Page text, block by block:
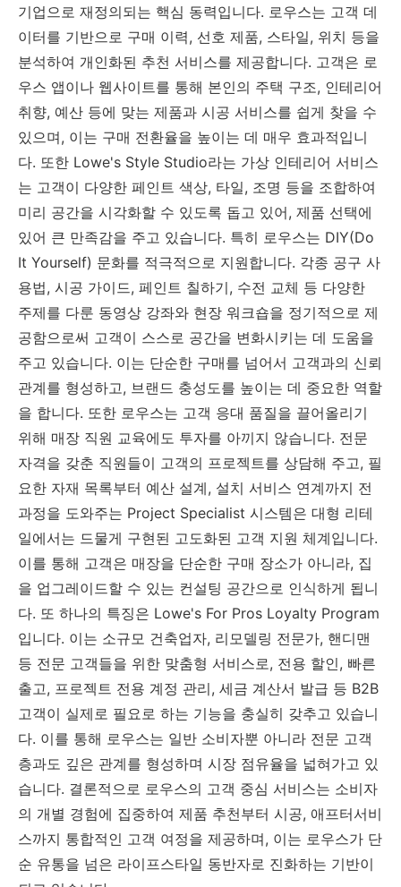
기업으로 재정의되는 핵심 동력입니다. 로우스는 고객 데
이터를 기반으로 구매 이력, 선호 제품, 스타일, 위치 등을
분석하여 개인화된 추천 서비스를 제공합니다. 고객은 로
우스 앱이나 웹사이트를 통해 본인의 주택 구조, 인테리어
취향, 예산 등에 맞는 제품과 시공 서비스를 쉽게 찾을 수
있으며, 이는 구매 전환율을 높이는 데 매우 효과적입니
다. 또한 Lowe's Style Studio라는 가상 인테리어 서비스
는 고객이 다양한 페인트 색상, 타일, 조명 등을 조합하여
미리 공간을 시각화할 수 있도록 돕고 있어, 제품 선택에
있어 큰 만족감을 주고 있습니다. 특히 로우스는 DIY(Do
It Yourself) 문화를 적극적으로 지원합니다. 각종 공구 사
용법, 시공 가이드, 페인트 칠하기, 수전 교체 등 다양한
주제를 다룬 동영상 강좌와 현장 워크숍을 정기적으로 제
공함으로써 고객이 스스로 공간을 변화시키는 데 도움을
주고 있습니다. 이는 단순한 구매를 넘어서 고객과의 신뢰
관계를 형성하고, 브랜드 충성도를 높이는 데 중요한 역할
을 합니다. 또한 로우스는 고객 응대 품질을 끌어올리기
위해 매장 직원 교육에도 투자를 아끼지 않습니다. 전문
자격을 갖춘 직원들이 고객의 프로젝트를 상담해 주고, 필
요한 자재 목록부터 예산 설계, 설치 서비스 연계까지 전
과정을 도와주는 Project Specialist 시스템은 대형 리테
일에서는 드물게 구현된 고도화된 고객 지원 체계입니다.
이를 통해 고객은 매장을 단순한 구매 장소가 아니라, 집
을 업그레이드할 수 있는 컨설팅 공간으로 인식하게 됩니
다. 또 하나의 특징은 Lowe's For Pros Loyalty Program
입니다. 이는 소규모 건축업자, 리모델링 전문가, 핸디맨
등 전문 고객들을 위한 맞춤형 서비스로, 전용 할인, 빠른
출고, 프로젝트 전용 계정 관리, 세금 계산서 발급 등 B2B
고객이 실제로 필요로 하는 기능을 충실히 갖추고 있습니
다. 이를 통해 로우스는 일반 소비자뿐 아니라 전문 고객
층과도 깊은 관계를 형성하며 시장 점유율을 넓혀가고 있
습니다. 결론적으로 로우스의 고객 중심 서비스는 소비자
의 개별 경험에 집중하여 제품 추천부터 시공, 애프터서비
스까지 통합적인 고객 여정을 제공하며, 이는 로우스가 단
순 유통을 넘은 라이프스타일 동반자로 진화하는 기반이